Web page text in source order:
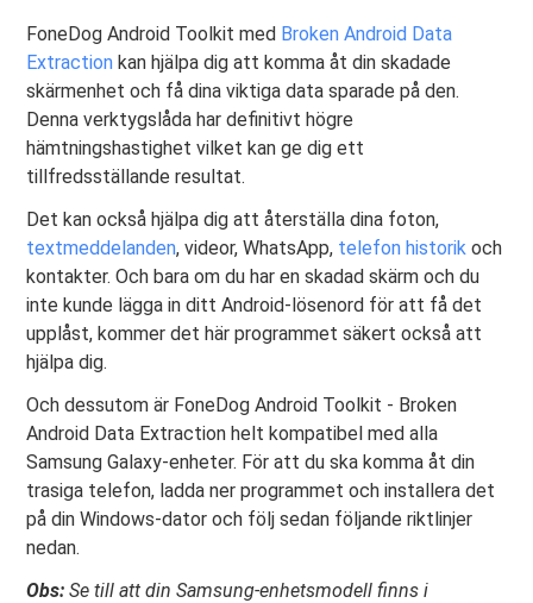
FoneDog Android Toolkit med Broken Android Data
Extraction kan hjälpa dig att komma åt din skadade
skärmenhet och få dina viktiga data sparade på den.
Denna verktygslåda har definitivt högre
hämtningshastighet vilket kan ge dig ett
tillfredsställande resultat.
Det kan också hjälpa dig att återställa dina foton,
textmeddelanden, videor, WhatsApp, telefon historik och
kontakter. Och bara om du har en skadad skärm och du
inte kunde lägga in ditt Android-lösenord för att få det
upplåst, kommer det här programmet säkert också att
hjälpa dig.
Och dessutom är FoneDog Android Toolkit - Broken
Android Data Extraction helt kompatibel med alla
Samsung Galaxy-enheter. För att du ska komma åt din
trasiga telefon, ladda ner programmet och installera det
på din Windows-dator och följ sedan följande riktlinjer
nedan.
Obs: Se till att din Samsung-enhetsmodell finns i